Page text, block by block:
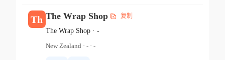
Th The Wrap Shop 复制
The Wrap Shop· -
New Zealand · -· -